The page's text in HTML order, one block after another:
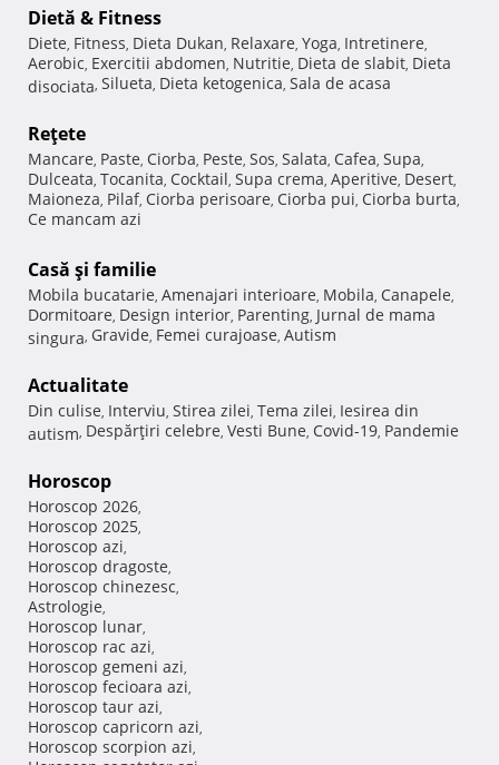
Dietă & Fitness
Diete, Fitness, Dieta Dukan, Relaxare, Yoga, Intretinere,
Aerobic, Exercitii abdomen, Nutritie, Dieta de slabit, Dieta
disociata, Silueta, Dieta ketogenica, Sala de acasa
Reţete
Mancare, Paste, Ciorba, Peste, Sos, Salata, Cafea, Supa,
Dulceata, Tocanita, Cocktail, Supa crema, Aperitive, Desert,
Maioneza, Pilaf, Ciorba perisoare, Ciorba pui, Ciorba burta,
Ce mancam azi
Casă şi familie
Mobila bucatarie, Amenajari interioare, Mobila, Canapele,
Dormitoare, Design interior, Parenting, Jurnal de mama
singura, Gravide, Femei curajoase, Autism
Actualitate
Din culise, Interviu, Stirea zilei, Tema zilei, Iesirea din
autism, Despărţiri celebre, Vesti Bune, Covid-19, Pandemie
Horoscop
Horoscop 2026,
Horoscop 2025,
Horoscop azi,
Horoscop dragoste,
Horoscop chinezesc,
Astrologie,
Horoscop lunar,
Horoscop rac azi,
Horoscop gemeni azi,
Horoscop fecioara azi,
Horoscop taur azi,
Horoscop capricorn azi,
Horoscop scorpion azi,